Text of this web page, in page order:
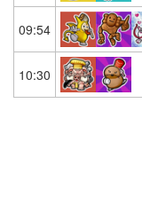
09:54
10:30